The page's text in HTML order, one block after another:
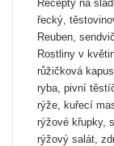
Recepty na
řecký,
Reuben,
Rostliny v
růžičková
ryba, pivní
rýže, kuřecí
rýžové křupky,
rýžový salát,